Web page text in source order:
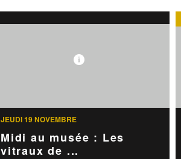
JEUDI 19 NOVEMBRE
Midi au musée : Les
vitraux de ...